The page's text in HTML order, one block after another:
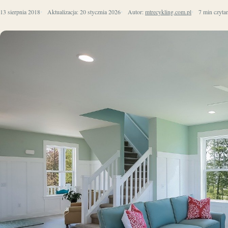
13 sierpnia 2018 Aktualizacja: 20 stycznia 2026 Autor: mtrecykling.com.pl 7 min